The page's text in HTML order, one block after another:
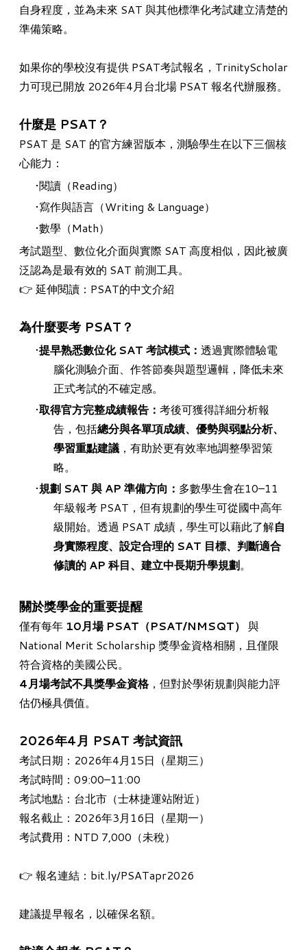
自身程度，並為未來 SAT 與其他標準化考試建立清楚的
準備策略。
如果你的學校沒有提供 PSAT考試報名，TrinityScholar
力可現已開放 2026年4月台北場 PSAT 報名代辦服務。
什麼是 PSAT？
PSAT 是 SAT 的官方練習版本，測驗學生在以下三個核
心能力：
閱讀（Reading）
寫作與語言（Writing & Language）
數學（Math）
考試題型、數位化介面與實際 SAT 高度相似，因此被廣
泛認為是最有效的 SAT 前測工具。
👉 延伸閱讀： PSAT的中文介紹
為什麼要考 PSAT？
提早熟悉數位化 SAT 考試模式： 透過實際體驗電
腦化測驗介面、作答節奏與題型邏輯，降低未來
正式考試的不確定感。
取得官方完整成績報告： 考後可獲得詳細分析報
告，包括總分與各單項成績、優勢與弱點分析、
學習重點建議 ，有助於更有效率地調整學習策
略。
規劃 SAT 與 AP 準備方向： 多數學生會在10–11
年級報考 PSAT，但有規劃的學生可從國中高年
級開始。透過 PSAT 成績，學生可以藉此了解自
身實際程度、設定合理的 SAT 目標、判斷適合
修讀的 AP 科目、建立中長期升學規劃。
關於獎學金的重要提醒
僅有每年 10月場 PSAT（PSAT/NMSQT） 與
National Merit Scholarship 獎學金資格相關，且僅限
符合資格的美國公民。
4月場考試不具獎學金資格，但對於學術規劃與能力評
估仍極具價值。
2026年4月 PSAT 考試資訊
考試日期：2026年4月15日（星期三）
考試時間：09:00–11:00
考試地點：台北市（士林捷運站附近）
報名截止：2026年3月16日（星期一）
考試費用：NTD 7,000（未稅）
👉 報名連結： bit.ly/PSATapr2026
建議提早報名，以確保名額。